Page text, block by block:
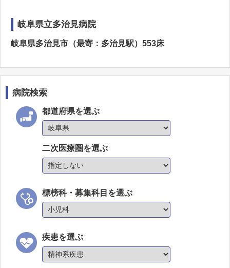
岐阜県立多治見病院
岐阜県多治見市（最寄：多治見駅）553床
病院検索
都道府県を選ぶ
二次医療圏を選ぶ
標榜科・募集科目を選ぶ
疾患を選ぶ